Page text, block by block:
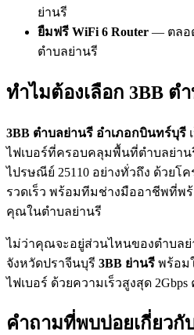
ย่านรี
ยืมฟรี WiFi 6 Router — ตลอ
ตำบลย่านรี
ทำไมต้องเลือก 3BB ต
3BB ตำบลย่านรี อำเภอกบินทร์บุรี
ไฟเบอร์ที่ครอบคลุมพื้นที่ตำบลย่าน
ไปรษณีย์ 25110 อย่างทั่วถึง ด้วยโ
รวดเร็ว พร้อมทีมช่างมืออาชีพที่พ
คุณในตำบลย่านรี
ไม่ว่าคุณจะอยู่ส่วนไหนของตำบลย่
จังหวัดปราจีนบุรี 3BB ย่านรี พร้อม
ไฟเบอร์ ด้วยความเร็วสูงสุด
คำถามที่พบบ่อยเกี่ยวกั